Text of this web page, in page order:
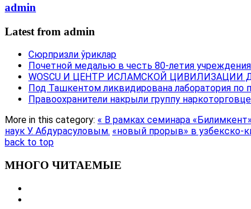
admin
Latest from admin
Сюрпризли ўриклар
Почетной медалью в честь 80-летия
WOSCU И ЦЕНТР ИСЛАМСКОЙ ЦИВИЛИЗАЦИИ
Под Ташкентом ликвидирована лаборатория
Правоохранители накрыли группу
More in this category: « В рамках семинара
наук У. Абдурасуловым. «новый прорыв» в узбекско-
back to top
МНОГО ЧИТАЕМЫЕ